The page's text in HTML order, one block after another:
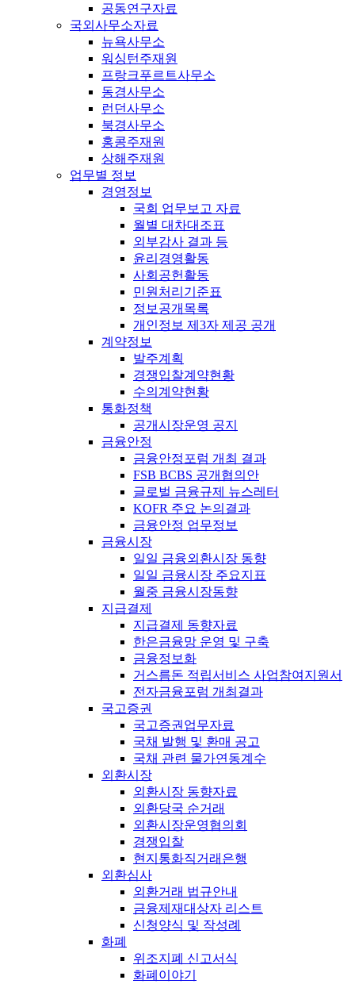
공동연구자료
국외사무소자료
뉴욕사무소
워싱턴주재원
프랑크푸르트사무소
동경사무소
런던사무소
북경사무소
홍콩주재원
상해주재원
업무별 정보
경영정보
국회 업무보고 자료
월별 대차대조표
외부감사 결과 등
윤리경영활동
사회공헌활동
민원처리기준표
정보공개목록
개인정보 제3자 제공 공개
계약정보
발주계획
경쟁입찰계약현황
수의계약현황
통화정책
공개시장운영 공지
금융안정
금융안정포럼 개최 결과
FSB BCBS 공개협의안
글로벌 금융규제 뉴스레터
KOFR 주요 논의결과
금융안정 업무정보
금융시장
일일 금융외환시장 동향
일일 금융시장 주요지표
월중 금융시장동향
지급결제
지급결제 동향자료
한은금융망 운영 및 구축
금융정보화
거스름돈 적립서비스 사업참여지원서
전자금융포럼 개최결과
국고증권
국고증권업무자료
국채 발행 및 환매 공고
국채 관련 물가연동계수
외환시장
외환시장 동향자료
외환당국 순거래
외환시장운영협의회
경쟁입찰
현지통화직거래은행
외환심사
외환거래 법규안내
금융제재대상자 리스트
신청양식 및 작성례
화폐
위조지폐 신고서식
화폐이야기